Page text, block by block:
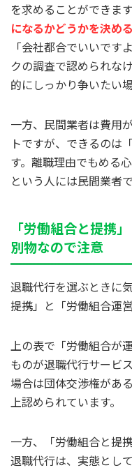
を求めることができます
になるかどうかを決め
「会社都合でいいです
クの調査で認められな
的にしっかり争いたい
一方、民間業者は費用
トですが、できるのは
す。離職理由でもめる
という人には民間業者
「労働組合と提携
別物なので注意
退職代行を選ぶときに
提携」と「労働組合運
上の表で「労働組合が
ものが退職代行サービ
場合は団体交渉権があ
上認められています。
一方、「労働組合と提
退職代行は、実態とし